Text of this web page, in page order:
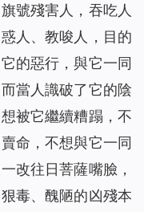
號殘害人，吞吃人
人、教唆人，目的
的惡行，與它一同
當人識破了它的陰
被它繼續糟蹋，不
命，不想與它一同
改往日菩薩嘴臉，
毒、醜陋的凶殘本